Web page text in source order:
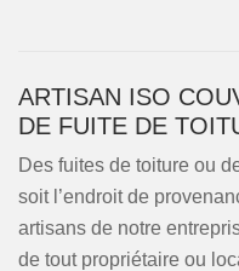
ARTISAN ISO
DE FUITE DE
Des fuites de toiture ou
soit l’endroit de
artisans de notre
de tout propriétaire ou